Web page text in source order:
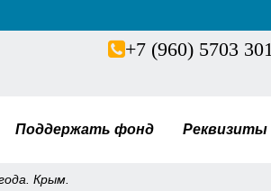
+7 (960) 5703 301
Поддержать фонд Реквизиты
Крым.